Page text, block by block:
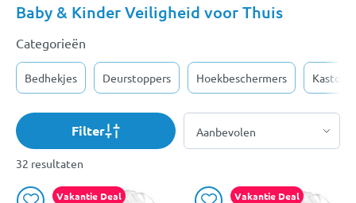
Baby & Kinder Veiligheid voor Thuis
Categorieën
Bedhekjes Deurstoppers Hoekbeschermers
Filter
32 resultaten
Vakantie Deal Vakantie Deal